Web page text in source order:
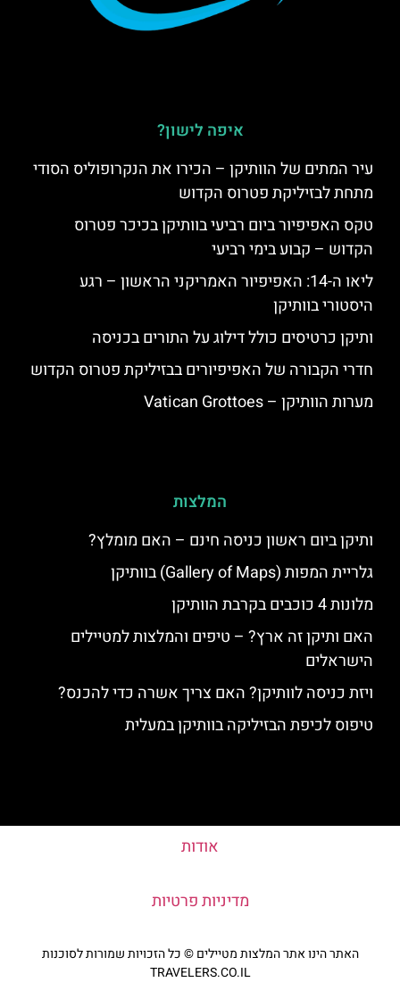
איפה לישון?
עיר המתים של הוותיקן – הכירו את הנקרופוליס הסודי
מתחת לבזיליקת פטרוס הקדוש
טקס האפיפיור ביום רביעי בוותיקן בכיכר פטרוס
הקדוש – קבוע בימי רביעי
ליאו ה-14: האפיפיור האמריקני הראשון – רגע
היסטורי בוותיקן
ותיקן כרטיסים כולל דילוג על התורים בכניסה
חדרי הקבורה של האפיפיורים בבזיליקת פטרוס הקדוש
מערות הוותיקן – Vatican Grottoes
המלצות
ותיקן ביום ראשון כניסה חינם – האם מומלץ?
גלריית המפות (Gallery of Maps) בוותיקן
מלונות 4 כוכבים בקרבת הוותיקן
האם ותיקן זה ארץ? – טיפים והמלצות למטיילים
הישראלים
ויזת כניסה לוותיקן? האם צריך אשרה כדי להכנס?
טיפוס לכיפת הבזיליקה בוותיקן במעלית
אודות
מדיניות פרטיות
האתר הינו אתר המלצות מטיילים © כל הזכויות שמורות לסוכנות
TRAVELERS.CO.IL